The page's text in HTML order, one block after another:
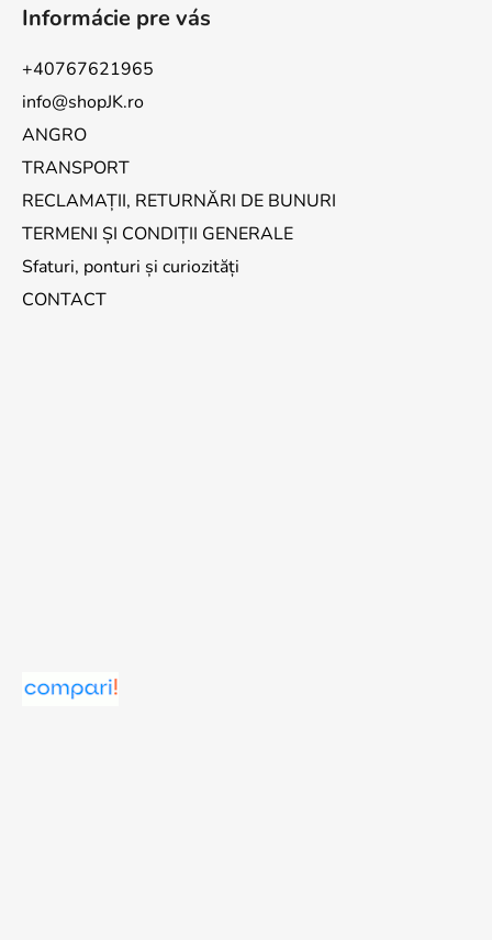
Informácie pre vás
+40767621965
info@shopJK.ro
ANGRO
TRANSPORT
RECLAMAȚII, RETURNĂRI DE BUNURI
TERMENI ȘI CONDIȚII GENERALE
Sfaturi, ponturi și curiozități
CONTACT